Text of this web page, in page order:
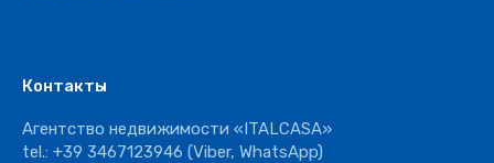
Контакты
Агентство недвижимости «ITALCASA»
tel.: +39 3467123946 (Viber, WhatsApp)